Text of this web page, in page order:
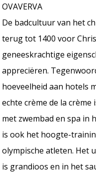
OVAVERVA
De badcultuur van het
terug tot 1400 voor
geneeskrachtige
appreciëren.
hoeveelheid aan hotels
echte crème de la
met zwembad en spa in
is ook het hoogte-
olympische atleten. Het
is grandioos en in het